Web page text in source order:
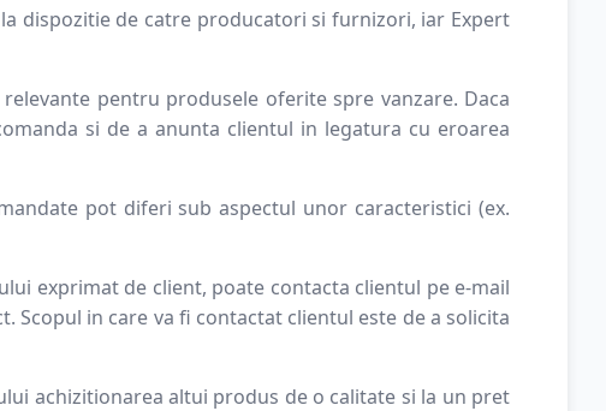
dispozitie de catre producatori si furnizori, iar Expert
pentru produsele oferite spre vanzare. Daca
si de a anunta clientul in legatura cu eroarea
pot diferi sub aspectul unor caracteristici (ex.
exprimat de client, poate contacta clientul pe e-mail
Scopul in care va fi contactat clientul este de a solicita
achizitionarea altui produs de o calitate si la un pret